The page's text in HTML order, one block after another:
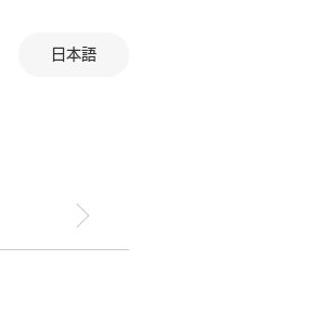
日本語